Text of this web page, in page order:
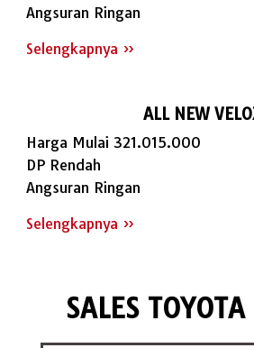
Angsuran Ringan
Selengkapnya »
ALL NEW
Harga Mulai 321.015.000
DP Rendah
Angsuran Ringan
Selengkapnya »
SALES